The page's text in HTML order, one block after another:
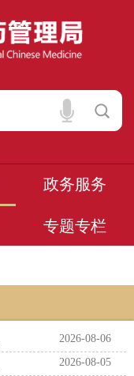
政务服务
专题专栏
2026-08-06
2026-08-05